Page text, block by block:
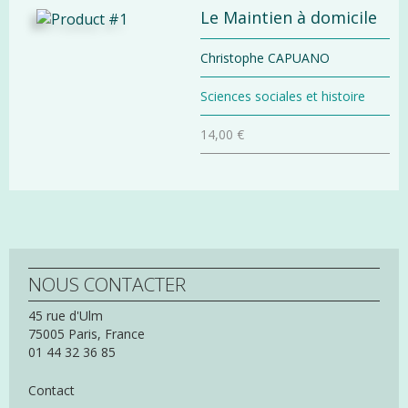
Le Maintien à domicile
Christophe CAPUANO
Sciences sociales et histoire
14,00 €
NOUS CONTACTER
45 rue d'Ulm
75005 Paris, France
01 44 32 36 85
Contact